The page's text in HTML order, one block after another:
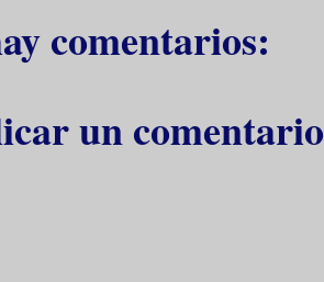
comentarios:
un comentario